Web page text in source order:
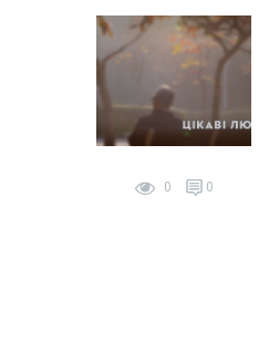
0 0